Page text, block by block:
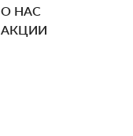
О НАС
АКЦИИ